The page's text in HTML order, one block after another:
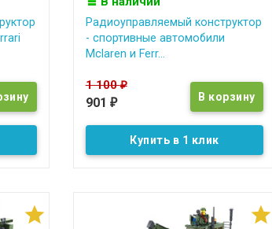
Радиоуправляемый конструктор
- спортивные автомобили
Mclaren и Ferr...
1 100₽
901 ₽
Купить в 1 клик

